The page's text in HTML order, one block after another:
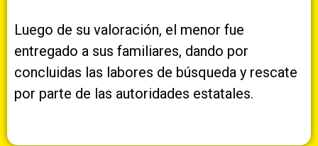
Luego de su valoración, el menor fue
entregado a sus familiares, dando por
concluidas las labores de búsqueda y rescate
por parte de las autoridades estatales.